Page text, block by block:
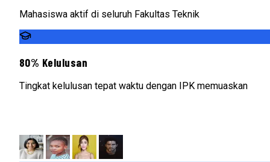
Mahasiswa aktif di seluruh Fakultas Teknik
80% Kelulusan
Tingkat kelulusan tepat waktu dengan IPK memuaskan